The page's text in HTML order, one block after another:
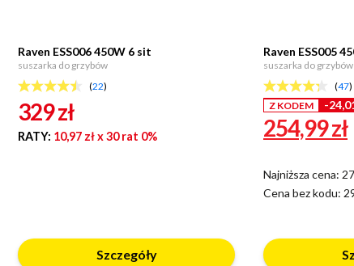
Raven ESS006 450W 6 sit
suszarka do grzybów
(22)
329zł
RATY: 10,97 złx 30 rat 0%
Szczegóły
Raven ESS005
suszarka do grzybów
(47)
Z KODEM
-
254,99zł
Najniższa cena:
Cena bez kodu: